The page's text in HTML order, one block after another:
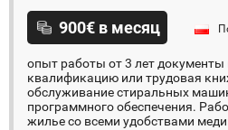
900€ в месяц
опыт работы от 3 лет
квалификацию или трудовая
обслуживание стиральных
программного обеспечения.
жилье со всеми удобствами